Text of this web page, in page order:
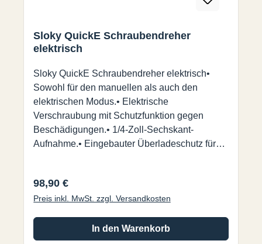
Sloky QuickE Schraubendreher
elektrisch
Sloky QuickE Schraubendreher elektrisch•
Sowohl für den manuellen als auch den
elektrischen Modus.• Elektrische
Verschraubung mit Schutzfunktion gegen
Beschädigungen.• 1/4-Zoll-Sechskant-
Aufnahme.• Eingebauter Überladeschutz für
LED-Licht und Micro-USB-
Ladeanschluss.Kompatibel mit Sloky
Drehmomentadapter)Besonderheit:•
Drehmomentadapter ist von 0,6~6,0 Nm
Regulärer Preis:
98,90 €
Preis inkl. MwSt. zzgl. Versandkosten
In den Warenkorb